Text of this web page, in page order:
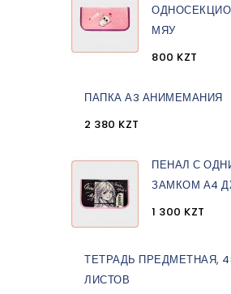
МЯУ
800 KZT
ПАПКА А3 АНИМЕМАНИЯ
2 380 KZT
ПЕНАЛ С
ЗАМКОМ А4
1 300 KZT
ТЕТРАДЬ ПРЕДМЕТНАЯ,
ЛИСТОВ